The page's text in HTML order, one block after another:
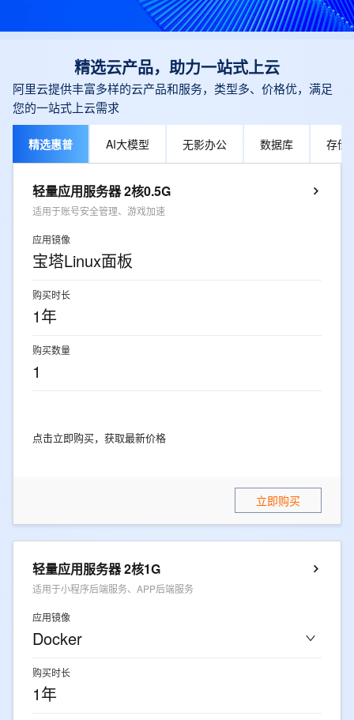
精选云产品，助力一站式上云
阿里云提供丰富多样的云产品和服务，类型多、价格优，满足
您的一站式上云需求
精选惠普 AI大模型 无影办公 数据库 存储
轻量应用服务器 2核0.5G
适用于账号安全管理、游戏加速
应用镜像
宝塔Linux面板
购买时长
1年
购买数量
1
点击立即购买，获取最新价格
立即购买
轻量应用服务器 2核1G
适用于小程序后端服务、APP后端服务
应用镜像
Docker
购买时长
1年